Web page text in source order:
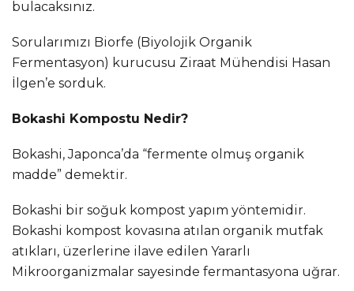
bulacaksınız.
Sorularımızı Biorfe (Biyolojik Organik
Fermentasyon) kurucusu Ziraat Mühendisi Hasan
İlgen’e sorduk.
Bokashi Kompostu Nedir?
Bokashi, Japonca’da “fermente olmuş organik
madde” demektir.
Bokashi bir soğuk kompost yapım yöntemidir.
Bokashi kompost kovasına atılan organik mutfak
atıkları, üzerlerine ilave edilen Yararlı
Mikroorganizmalar sayesinde fermantasyona uğrar.